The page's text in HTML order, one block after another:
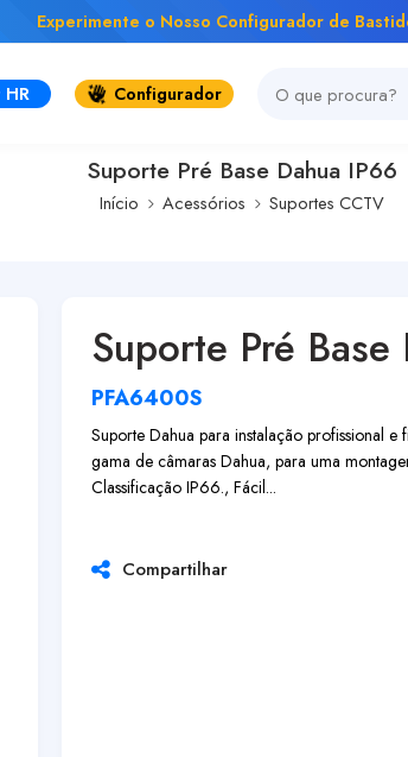
Experimente o Nosso Configurador de
Configurador
Suporte Pré Base Dahua IP66
Início Acessórios Suportes CCTV
Suporte Pré
PFA6400S
Suporte Dahua para instalação profissional
gama de câmaras Dahua, para uma
Classificação IP66., Fácil...
Compartilhar